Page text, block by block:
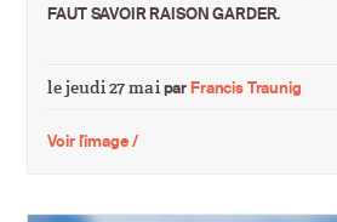
FAUT SAVOIR RAISON GARDER.
le jeudi 27 mai parFrancis Traunig
Voir l'image /